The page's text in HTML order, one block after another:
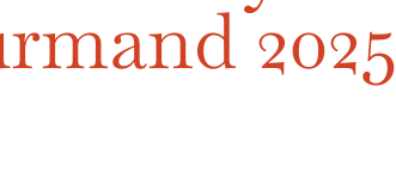
2025